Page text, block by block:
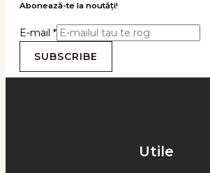
Abonează-te la noutăţi!
E-mail *
SUBSCRIBE
Utile